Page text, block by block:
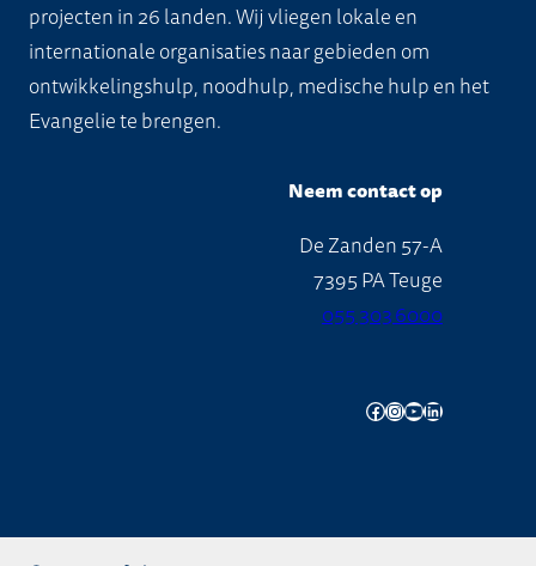
projecten in 26 landen. Wij vliegen lokale en
internationale organisaties naar gebieden om
ontwikkelingshulp, noodhulp, medische hulp en het
Evangelie te brengen.
Neem contact op
De Zanden 57-A
7395 PA Teuge
055 303 6000
Facebook InstagramYouTube LinkedIn